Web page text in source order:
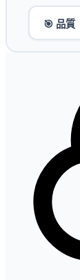
🎯 品質